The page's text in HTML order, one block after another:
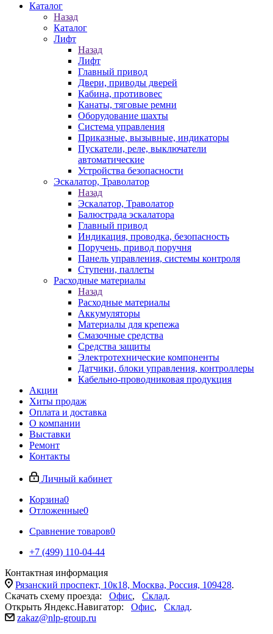
Каталог
Назад
Каталог
Лифт
Назад
Лифт
Главный привод
Двери, приводы дверей
Кабина, противовес
Канаты, тяговые ремни
Оборудование шахты
Система управления
Приказные, вызывные, индикаторы
Пускатели, реле, выключатели
автоматические
Устройства безопасности
Эскалатор, Траволатор
Назад
Эскалатор, Траволатор
Балюстрада эскалатора
Главный привод
Индикация, проводка, безопасность
Поручень, привод поручня
Панель управления, системы контроля
Ступени, паллеты
Расходные материалы
Назад
Расходные материалы
Аккумуляторы
Материалы для крепежа
Смазочные средства
Средства защиты
Электротехнические компоненты
Датчики, блоки управления, контроллеры
Кабельно-проводниковая продукция
Акции
Хиты продаж
Оплата и доставка
О компании
Выставки
Ремонт
Контакты
Личный кабинет
Корзина0
Отложенные0
Сравнение товаров0
+7 (499) 110-04-44
Контактная информация
Рязанский проспект, 10к18, Москва, Россия, 109428.
Скачать схему проезда: Офис, Склад.
Открыть Яндекс.Навигатор: Офис, Склад.
zakaz@nlp-group.ru